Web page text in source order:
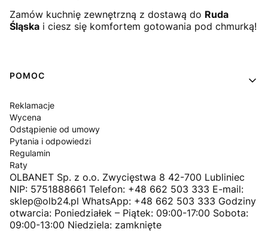
Zamów kuchnię zewnętrzną z dostawą do Ruda
Śląska i ciesz się komfortem gotowania pod chmurką!
Linki w stopce
POMOC
Reklamacje
Wycena
Odstąpienie od umowy
Pytania i odpowiedzi
Regulamin
Raty
OLBANET Sp. z o.o. Zwycięstwa 8 42-700 Lubliniec
NIP: 5751888661 Telefon: +48 662 503 333 E-mail:
sklep@olb24.pl WhatsApp: +48 662 503 333 Godziny
otwarcia: Poniedziałek – Piątek: 09:00-17:00 Sobota:
09:00-13:00 Niedziela: zamknięte